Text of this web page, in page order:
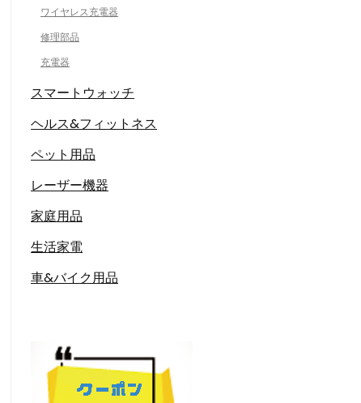
ワイヤレス充電器
修理部品
充電器
スマートウォッチ
ヘルス&フィットネス
ペット用品
レーザー機器
家庭用品
生活家電
車&バイク用品